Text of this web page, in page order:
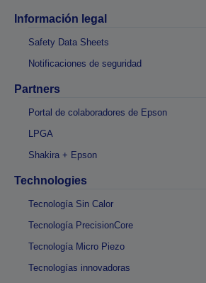
Información legal
Safety Data Sheets
Notificaciones de seguridad
Partners
Portal de colaboradores de Epson
LPGA
Shakira + Epson
Technologies
Tecnología Sin Calor
Tecnología PrecisionCore
Tecnología Micro Piezo
Tecnologías innovadoras